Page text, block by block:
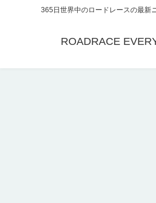
365日世界中のロードレースの最新
ROADRACE